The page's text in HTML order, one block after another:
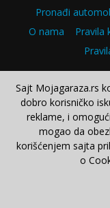
Pronađi
O nama
Pravila
Sajt Mojagaraza.rs
dobro korisničko
reklame, i
mogao da
korišćenjem sajta
o